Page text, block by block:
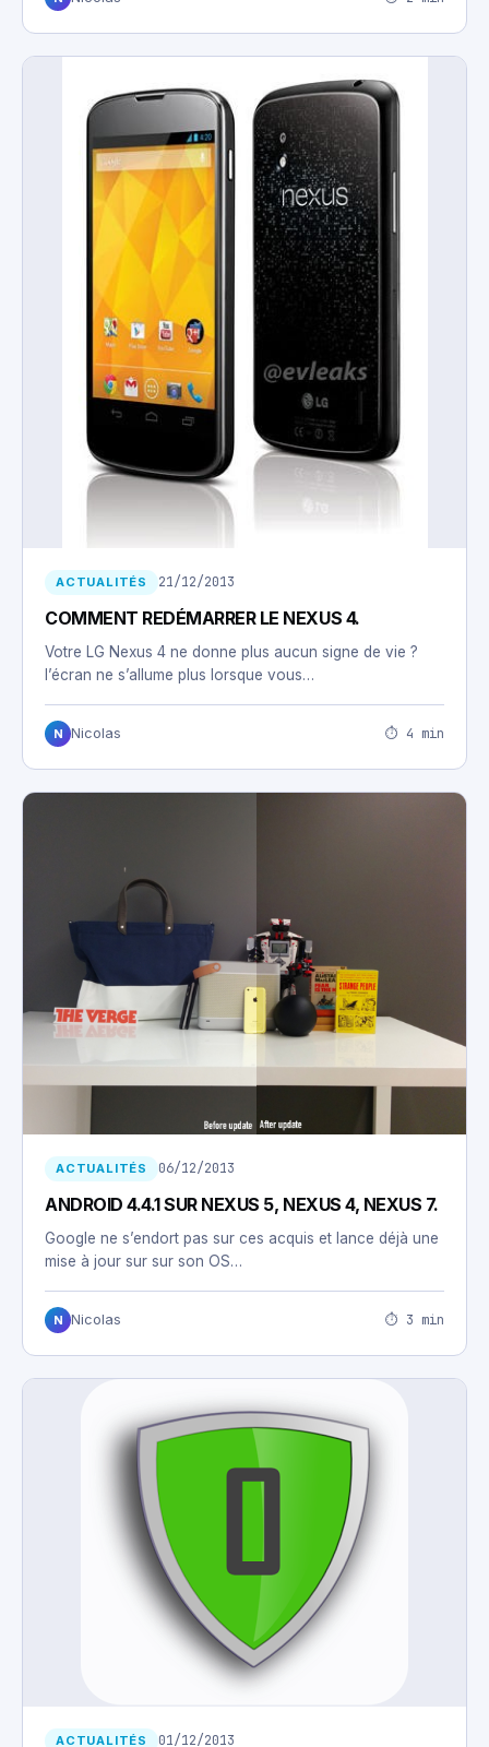
ACTUALITÉS 21/12/2013
COMMENT REDÉMARRER LE NEXUS 4.
Votre LG Nexus 4 ne donne plus aucun signe de vie ?
l’écran ne s’allume plus lorsque vous…
N Nicolas ⏱ 4 min
ACTUALITÉS 06/12/2013
ANDROID 4.4.1 SUR NEXUS 5, NEXUS 4, NEXUS 7.
Google ne s’endort pas sur ces acquis et lance déjà une
mise à jour sur sur son OS…
N Nicolas ⏱ 3 min
ACTUALITÉS 01/12/2013